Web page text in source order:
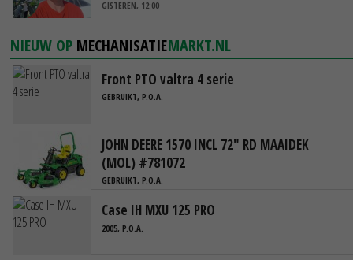
GISTEREN, 12:00
NIEUW OP MECHANISATIEMARKT.NL
Front PTO valtra 4 serie
GEBRUIKT, P.O.A.
JOHN DEERE 1570 INCL 72" RD MAAIDEK
(MOL) #781072
GEBRUIKT, P.O.A.
Case IH MXU 125 PRO
2005, P.O.A.